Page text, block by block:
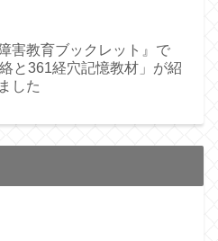
障害教育ブックレット』で
絡と361経穴記憶教材」が紹
した